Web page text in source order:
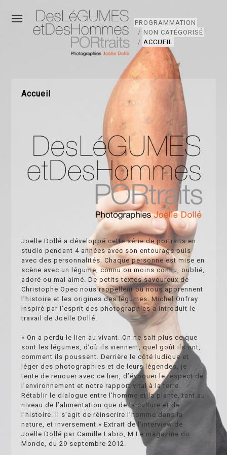
≡
PROGRAMMATION
NON CATÉGORISÉ
ACCUEIL
Accueil
Joëlle Dollé a développé cette série de portraits en
studio pendant 4 années avec son entourage puis
avec des personnalités. Chaque personne est mise en
scène avec un légume, connu ou moins connu, oublié,
adoré ou mal aimé. De petits textes savoureux de
Christophe Opec nous rappellent ou nous apprennent
l’histoire et les origines des légumes. Michel Onfray
inspiré par l’esprit des photographies a introduit le
travail de Joëlle Dollé.
« On a perdu le lien au vivant. On ne sait plus ce que
sont les légumes, d’où ils viennent, quel goût ils ont,
comment ils poussent. Derrière le côté ludique et
léger des photographies et de leurs légendes, je
tente de renouer avec ce lien, d’évoquer le respect de
l’environnement et notre rapport vital à la terre.
Rétablir le dialogue entre l’homme et la plante, tant au
niveau de l’alimentation que de la culture et de
l’histoire. Il s’agit de réinscrire l’homme dans la
nature, et inversement.» Extrait de l’interview de
Joëlle Dollé par Camille Labro, M Le magazine du
Monde, du 29 septembre 2012.